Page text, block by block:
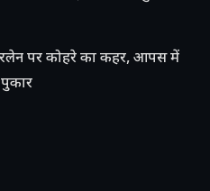
पर कोहरे का कहर, आपस में